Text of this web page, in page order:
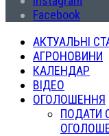
Facebook
АКТУАЛЬНІ
АГРОНОВИНИ
КАЛЕНДАР
ВІДЕО
ОГОЛОШЕННЯ
ПОДАТИ